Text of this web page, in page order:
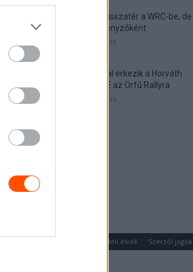
Munster visszatér a WRC-be, de
nem versenyzőként
2026. április 19.
Hat autóval érkezik a Horváth
Rallye ASE az Orfű Rallyra
2026. április 19.
Adatvédelmi elvek Szerzői jogok